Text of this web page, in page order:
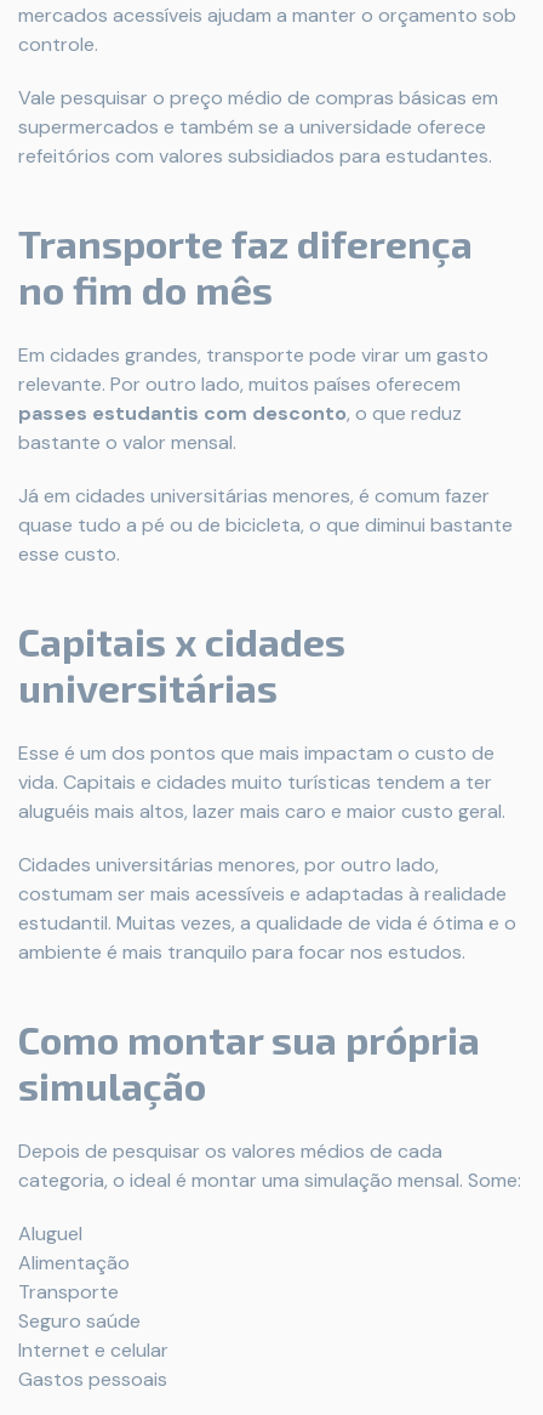
mercados acessíveis ajudam a manter o orçamento sob
controle.
Vale pesquisar o preço médio de compras básicas em
supermercados e também se a universidade oferece
refeitórios com valores subsidiados para estudantes.
Transporte faz diferença
no fim do mês
Em cidades grandes, transporte pode virar um gasto
relevante. Por outro lado, muitos países oferecem
passes estudantis com desconto, o que reduz
bastante o valor mensal.
Já em cidades universitárias menores, é comum fazer
quase tudo a pé ou de bicicleta, o que diminui bastante
esse custo.
Capitais x cidades
universitárias
Esse é um dos pontos que mais impactam o custo de
vida. Capitais e cidades muito turísticas tendem a ter
aluguéis mais altos, lazer mais caro e maior custo geral.
Cidades universitárias menores, por outro lado,
costumam ser mais acessíveis e adaptadas à realidade
estudantil. Muitas vezes, a qualidade de vida é ótima e o
ambiente é mais tranquilo para focar nos estudos.
Como montar sua própria
simulação
Depois de pesquisar os valores médios de cada
categoria, o ideal é montar uma simulação mensal. Some:
Aluguel
Alimentação
Transporte
Seguro saúde
Internet e celular
Gastos pessoais